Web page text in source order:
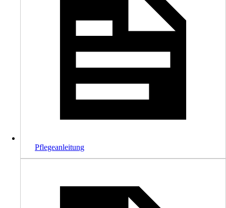
Pflegeanleitung